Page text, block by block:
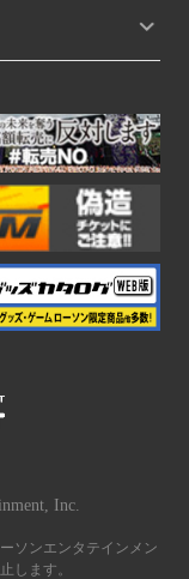
ソンエンタテインメン
します。
Inc.